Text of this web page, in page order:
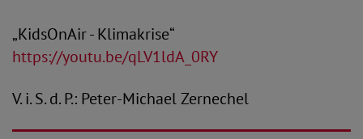
„KidsOnAir - Klimakrise“
https://youtu.be/qLV1ldA_0RY
V. i. S. d. P.: Peter-Michael Zernechel